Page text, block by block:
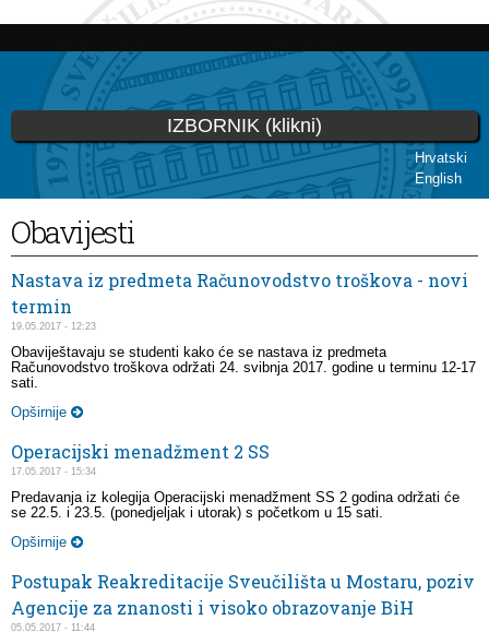
Skoči
glavni
sadržaj
Hrvatski
English
IZBORNIK (klikni)
Vi ste ovdje
Obavijesti
Nastava iz predmeta Računovodstvo troškova - novi
termin
19.05.2017 - 12:23
Obaviještavaju se studenti kako će se nastava iz predmeta
Računovodstvo troškova održati 24. svibnja 2017. godine u terminu 12-17
sati.
Opširnije
Operacijski menadžment 2 SS
17.05.2017 - 15:34
Predavanja iz kolegija Operacijski menadžment SS 2 godina održati će
se 22.5. i 23.5. (ponedjeljak i utorak) s početkom u 15 sati.
Opširnije
Postupak Reakreditacije Sveučilišta u Mostaru, poziv
Agencije za znanosti i visoko obrazovanje BiH
05.05.2017 - 11:44